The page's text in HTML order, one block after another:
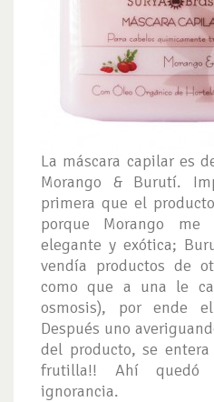
La máscara capilar es
Morango & Burutí.
primera que el
porque Morango
elegante y exótica;
vendía productos de
como que a una le
osmosis), por ende
Después uno
del producto, se
frutilla!! Ahí quedó
ignorancia.